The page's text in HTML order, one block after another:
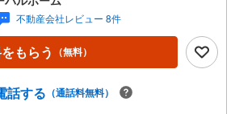
ています。戸建、マンション、土地の購入
家にまつわることは何でもお任せくださ
富なスタッフが揃っています。住宅ローン、
に関わる各種手続きは、お客様に最適なご提
てます！学区のことからグルメ情報まで何で
不動産会社レビュー 8件
もらう （無料）
話する （通話料無料）